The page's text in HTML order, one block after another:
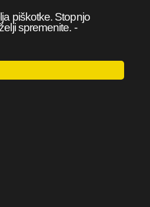
piškotke. Stopnjo
spremenite. -